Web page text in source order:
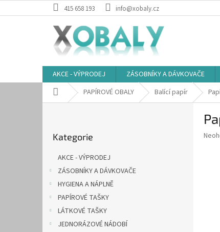
na
415 658 193 info@xobaly.cz
AKCE - VÝPRODEJ ZÁSOBNÍKY A DÁVKOVAČE
Domů PAPÍROVÉ OBALY Balící papír
kategorie
Kategorie
AKCE - VÝPRODEJ
ZÁSOBNÍKY A DÁVKOVAČE
HYGIENA A NÁPLNĚ
PAPÍROVÉ TAŠKY
LÁTKOVÉ TAŠKY
JEDNORÁZOVÉ NÁDOBÍ